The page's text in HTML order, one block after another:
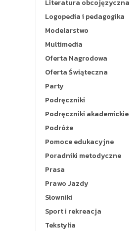
Literatura obcojęzyczna
Logopedia i pedagogika
Modelarstwo
Multimedia
Oferta Nagrodowa
Oferta Świąteczna
Party
Podręczniki
Podręczniki akademickie
Podróże
Pomoce edukacyjne
Poradniki metodyczne
Prasa
Prawo Jazdy
Słowniki
Sport i rekreacja
Tekstylia